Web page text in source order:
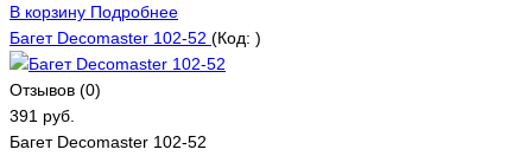
В корзину Подробнее
Багет Decomaster 102-52 (Код: )
Отзывов (0)
391 руб.
Багет Decomaster 102-52